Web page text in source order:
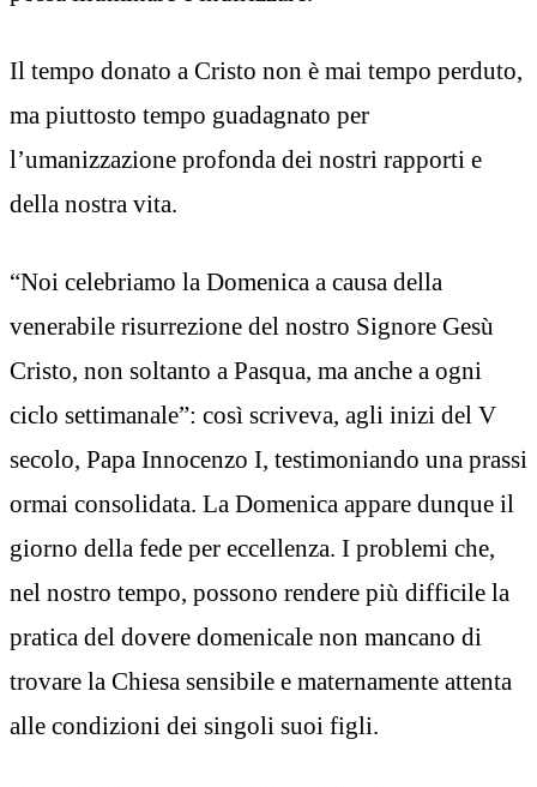
Il tempo donato a Cristo non è mai tempo perduto,
ma piuttosto tempo guadagnato per
l’umanizzazione profonda dei nostri rapporti e
della nostra vita.
“Noi celebriamo la Domenica a causa della
venerabile risurrezione del nostro Signore Gesù
Cristo, non soltanto a Pasqua, ma anche a ogni
ciclo settimanale”: così scriveva, agli inizi del V
secolo, Papa Innocenzo I, testimoniando una prassi
ormai consolidata. La Domenica appare dunque il
giorno della fede per eccellenza. I problemi che,
nel nostro tempo, possono rendere più difficile la
pratica del dovere domenicale non mancano di
trovare la Chiesa sensibile e maternamente attenta
alle condizioni dei singoli suoi figli.